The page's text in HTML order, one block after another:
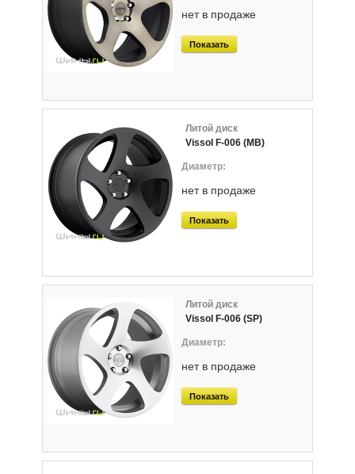
нет в продаже
Показать
Литой диск
Vissol F-006 (MB)
нет в продаже
Показать
Литой диск
Vissol F-006 (SP)
нет в продаже
Показать